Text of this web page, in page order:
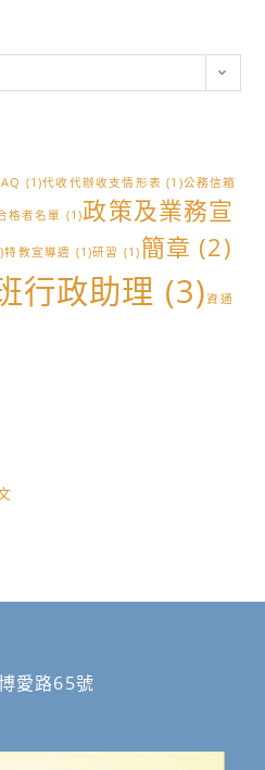
(1)代收代辦收支情形表 (1)公務信箱
格者名單 (1)政策及業務宣
特教宣導週 (1)研習 (1) 簡章 (2)
行政助理 (3)資通
愛路65號